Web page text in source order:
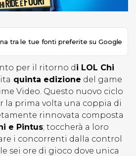
tra le tue fonti preferite su Google
per il ritorno di LOL Chi
quinta edizione del game
Video. Questo nuovo ciclo
la prima volta una coppia di
rinnovata composta
e Pintus; toccherà a loro
i concorrenti dalla control
sei ore di gioco dove unica